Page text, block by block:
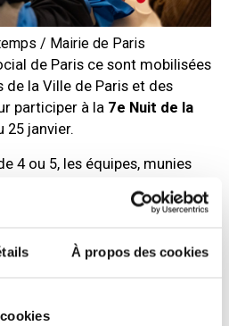
À propos des cookies
/ Mairie de Paris
de Paris ce sont mobilisées
de la Ville de Paris et des
participer à la 7e Nuit de la
25 janvier.
4 ou 5, les équipes, munies
des personnes à la rue et
veille sociale concernant les
de personnes à la rue sur un